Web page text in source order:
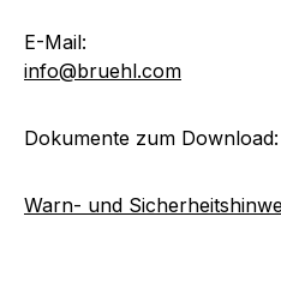
E-Mail:
info@bruehl.com
Dokumente zum Download:
Warn- und